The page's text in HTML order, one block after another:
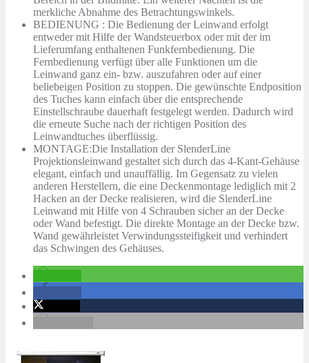
merkliche Abnahme des Betrachtungswinkels.
BEDIENUNG : Die Bedienung der Leinwand erfolgt
entweder mit Hilfe der Wandsteuerbox oder mit der im
Lieferumfang enthaltenen Funkfernbedienung. Die
Fernbedienung verfügt über alle Funktionen um die
Leinwand ganz ein- bzw. auszufahren oder auf einer
beliebeigen Position zu stoppen. Die gewünschte Endposition
des Tuches kann einfach über die entsprechende
Einstellschraube dauerhaft festgelegt werden. Dadurch wird
die erneute Suche nach der richtigen Position des
Leinwandtuches überflüssig.
MONTAGE:Die Installation der SlenderLine
Projektionsleinwand gestaltet sich durch das 4-Kant-Gehäuse
elegant, einfach und unauffällig. Im Gegensatz zu vielen
anderen Herstellern, die eine Deckenmontage lediglich mit 2
Hacken an der Decke realisieren, wird die SlenderLine
Leinwand mit Hilfe von 4 Schrauben sicher an der Decke
oder Wand befestigt. Die direkte Montage an der Decke bzw.
Wand gewährleistet Verwindungssteifigkeit und verhindert
das Schwingen des Gehäuses.